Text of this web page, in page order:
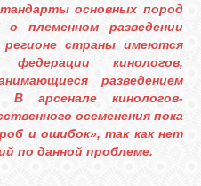
основных пород
племенном разведении
регионе страны имеются
федерации кинологов,
разведением
В арсенале кинологов-
осеменения пока
и ошибок», так как нет
по данной проблеме.